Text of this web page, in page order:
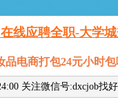
线应聘全职-大学城
品电商打包24元小时
关注微信号:dxcjob找